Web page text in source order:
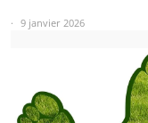
9 janvier 2026